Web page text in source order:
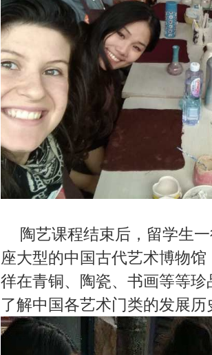
陶艺课程结束后，留学生
座大型的中国古代艺术博物
徉在青铜、陶瓷、书画等等
了解中国各艺术门类的发展历